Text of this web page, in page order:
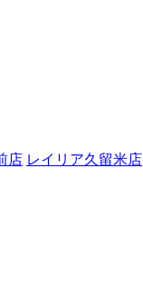
店 レイリア久留米店